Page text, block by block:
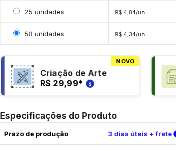
Selecionar 25 unidades
25 unidades R$ 4,84/un
Selecionar 50 unidades
50 unidades R$ 4,34/un
NOVO
Criação de Arte
R$ 29,99*
Especificações do Produto
Prazo de produção 3 dias úteis + frete